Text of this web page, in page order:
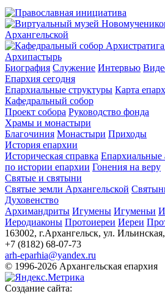
Архипастырь
Биография Служение Интервью
Епархия сегодня
Епархиальные структуры Карта
Кафедральный собор
Проект собора Руководство фонда
Храмы и монастыри
Благочиния Монастыри Приходы
История епархии
Историческая справка Епархиальные
по истории епархии Гонения на веру
Святые и святыни
Святые земли Архангельской
Духовенство
Архимандриты Игумены Игуменьи
Иеродиаконы Протоиереи Иереи
163002, г.Архангельск, ул.
+7 (8182) 68-07-73
arh-eparhia@yandex.ru
© 1996-2026 Архангельская епархия
Создание сайта: